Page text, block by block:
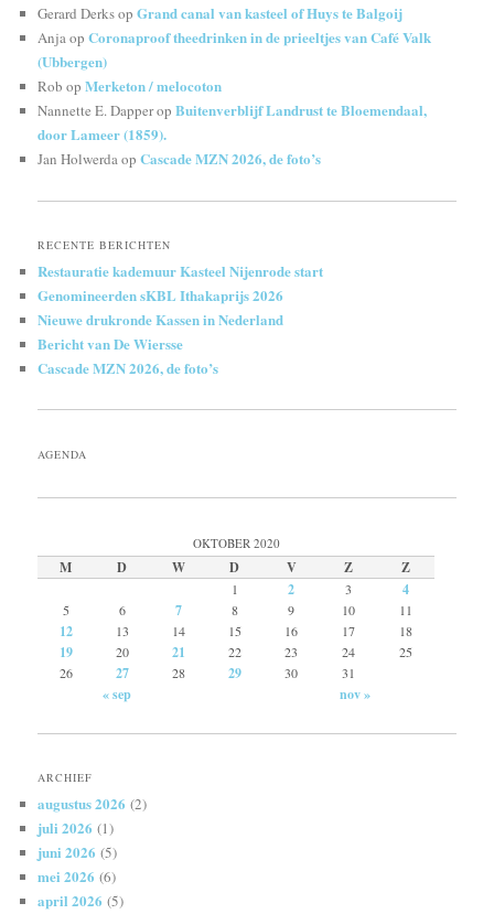
Gerard DerksopGrand canal van kasteel of Huys te Balgoij
AnjaopCoronaproof theedrinken in de prieeltjes van Café Valk
(Ubbergen)
Rob opMerketon / melocoton
Nannette E. DapperopBuitenverblijf Landrust te Bloemendaal,
door Lameer (1859).
Jan HolwerdaopCascade MZN 2026, de foto’s
RECENTE BERICHTEN
Restauratie kademuur Kasteel Nijenrode start
Genomineerden sKBL Ithakaprijs 2026
Nieuwe drukronde Kassen in Nederland
Bericht van De Wiersse
Cascade MZN 2026, de foto’s
AGENDA
OKTOBER 2020
M D W D V Z Z
1 2 3 4
5 6 7 8 9 10 11
12 13 14 15 16 17 18
19 20 21 22 23 24
25
26
27 28 29 30 31
« sep nov »
ARCHIEF
augustus 2026 (2)
juli 2026 (1)
juni 2026 (5)
mei 2026 (6)
april 2026 (5)